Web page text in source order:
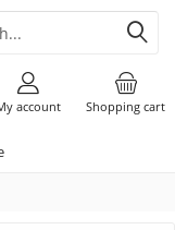
Shopping cart
account